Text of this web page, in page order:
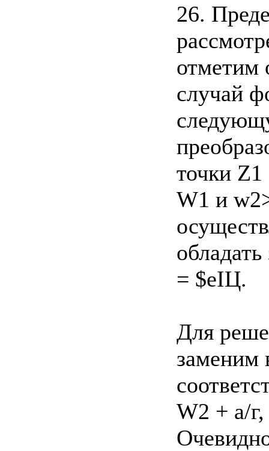
26.
отметим
случай
точки
W1 и
= $еІЦ.
Для
заменим
W2 + а/